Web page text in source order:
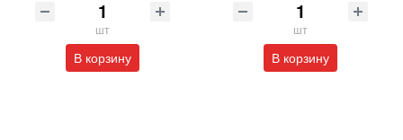
шт
В корзину
шт
В корзину